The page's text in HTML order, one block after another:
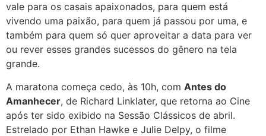
vale para os casais apaixonados, para quem está
vivendo uma paixão, para quem já passou por uma, e
também para quem só quer aproveitar a data para ver
ou rever esses grandes sucessos do gênero na tela
grande.
A maratona começa cedo, às 10h, com Antes do
Amanhecer, de Richard Linklater, que retorna ao Cine
após ter sido exibido na Sessão Clássicos de abril.
Estrelado por Ethan Hawke e Julie Delpy, o filme